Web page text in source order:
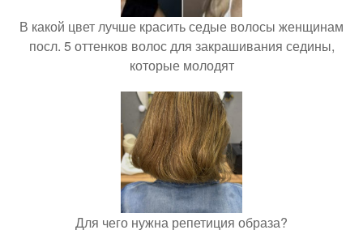
В какой цвет лучше красить седые волосы женщинам
посл. 5 оттенков волос для закрашивания седины,
которые молодят
Для чего нужна репетиция образа?